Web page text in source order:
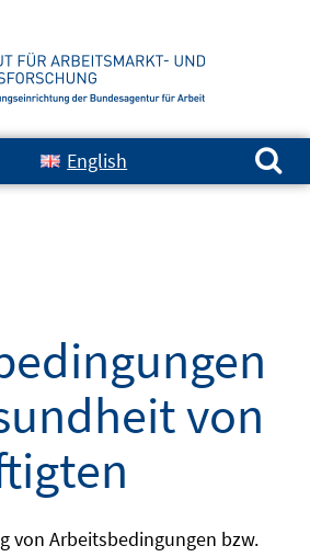
English
Suchen nach:
von
von Arbeitsbedingungen bzw.